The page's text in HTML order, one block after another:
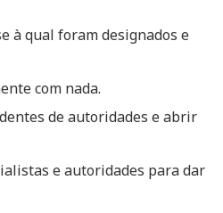
à qual foram designados e
com nada.
de autoridades e abrir
e autoridades para dar